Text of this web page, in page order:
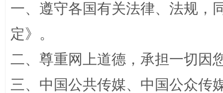
扯下公款旅游的“隐身衣” 如何以
一、遵守各国有关法律、法规，
定》。
二、尊重网上道德，承担一切因
三、中国公共传媒、中国公众传